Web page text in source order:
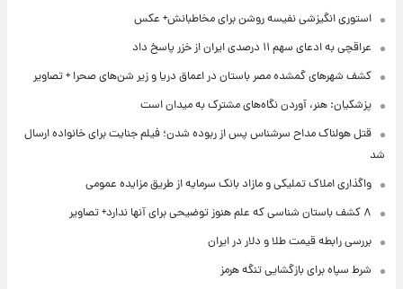
استوری انگیزشی نفیسه روشن برای مخاطبانش+ عکس
عراقچی به ادعای سهم ۱۱ درصدی ایران از خزر پاسخ داد
کشف شهرهای گمشده مصر باستان در اعماق دریا و زیر شن‌های صحرا + تصاویر
پزشکیان: هنر، آوردن نگاه‌های مشترک به میدان است
قتل هولناک مداح سرشناس پس از ربوده شدن؛ فیلم جنایت برای خانواده ارسال
شد
واگذاری املاک تملیکی و مازاد بانک سرمایه از طریق مزایده عمومی
۸ کشف باستان شناسی که علم هنوز توضیحی برای آنها ندارد+ تصاویر
بررسی رابطه قیمت طلا و دلار در ایران
شرط سپاه برای بازگشایی تنگه هرمز